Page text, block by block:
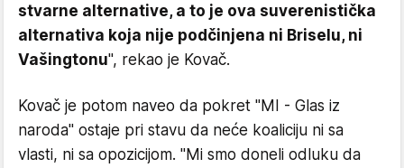
stvarne alternative, a to je ova suverenistička
alternativa koja nije podčinjena ni Briselu, ni
Vašingtonu", rekao je Kovač.
Kovač je potom naveo da pokret "MI - Glas iz
naroda" ostaje pri stavu da neće koaliciju ni sa
vlasti, ni sa opozicijom. "Mi smo doneli odluku da